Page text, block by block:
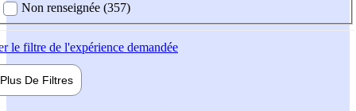
Non renseignée (357)
le filtre de l'expérience demandée
Plus De Filtres